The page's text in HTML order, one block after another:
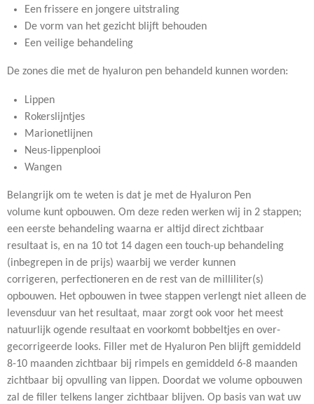
Een frissere en jongere uitstraling
De vorm van het gezicht blijft behouden
Een veilige behandeling
De zones die met de hyaluron pen behandeld kunnen worden:
Lippen
Rokerslijntjes
Marionetlijnen
Neus-lippenplooi
Wangen
Belangrijk om te weten is dat je met de Hyaluron Pen
volume kunt opbouwen. Om deze reden werken wij in 2 stappen;
een eerste behandeling waarna er altijd direct zichtbaar
resultaat is, en na 10 tot 14 dagen een touch-up behandeling
(inbegrepen in de prijs) waarbij we verder kunnen
corrigeren, perfectioneren en de rest van de milliliter(s)
opbouwen. Het opbouwen in twee stappen verlengt niet alleen de
levensduur van het resultaat, maar zorgt ook voor het meest
natuurlijk ogende resultaat en voorkomt bobbeltjes en over-
gecorrigeerde looks. Filler met de Hyaluron Pen blijft gemiddeld
8-10 maanden zichtbaar bij rimpels en gemiddeld 6-8 maanden
zichtbaar bij opvulling van lippen. Doordat we volume opbouwen
zal de filler telkens langer zichtbaar blijven. Op basis van wat uw